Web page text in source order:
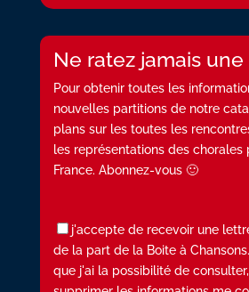
Ne ratez jamais
Pour obtenir toutes les
nouvelles partitions de notre
plans sur les toutes les
les représentations des chorales
France. Abonnez-vous 🙂
j'accepte de recevoir une
de la part de la Boite à
que j'ai la possibilité de